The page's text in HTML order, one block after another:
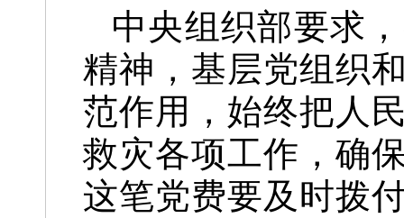
中央组织部要求
精神，基层党组织
范作用，始终把人
救灾各项工作，确
这笔党费要及时拨